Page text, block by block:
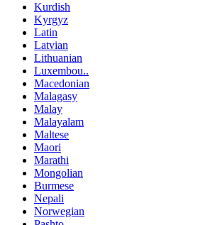
Kurdish
Kyrgyz
Latin
Latvian
Lithuanian
Luxembou..
Macedonian
Malagasy
Malay
Malayalam
Maltese
Maori
Marathi
Mongolian
Burmese
Nepali
Norwegian